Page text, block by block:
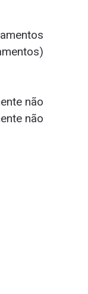
não
não